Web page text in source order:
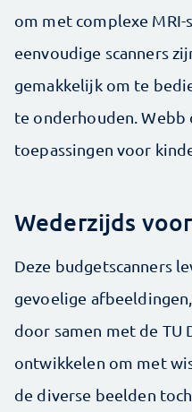
om met complexe MRI-
eenvoudige scanners
gemakkelijk om te
te onderhouden. Webb
toepassingen voor
Wederzijds
Deze budgetscanners
gevoelige
door samen met de
ontwikkelen om met
de diverse beelden